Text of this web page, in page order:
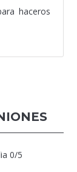
haceros
0/5